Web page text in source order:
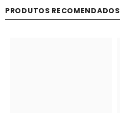
PRODUTOS RECOMENDADOS